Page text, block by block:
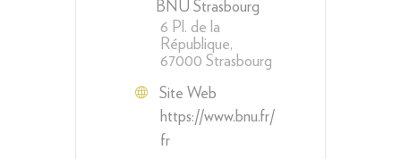
BNU Strasbourg
6 Pl. de la
République,
67000 Strasbourg
Site Web
https://www.bnu.fr/
fr